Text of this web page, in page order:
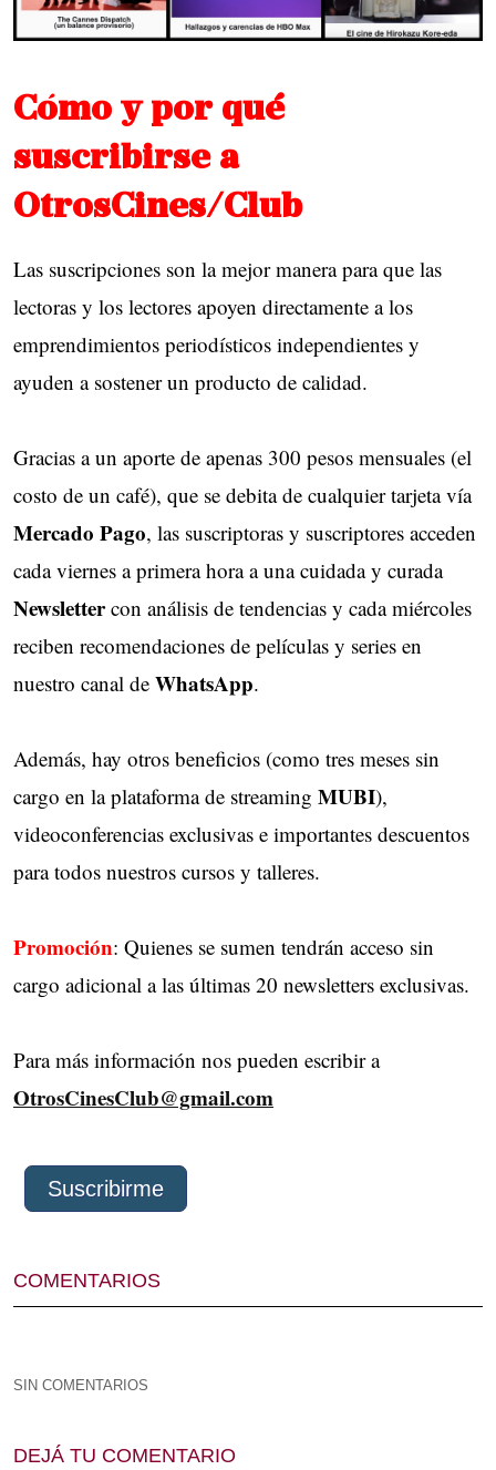
Cómo y por qué
suscribirse a
OtrosCines/Club
Las suscripciones son la mejor manera para que las
lectoras y los lectores apoyen directamente a los
emprendimientos periodísticos independientes y
ayuden a sostener un producto de calidad.
Gracias a un aporte de apenas 300 pesos mensuales (el
costo de un café), que se debita de cualquier tarjeta vía
Mercado Pago, las suscriptoras y suscriptores acceden
cada viernes a primera hora a una cuidada y curada
Newslettercon análisis de tendencias y cada miércoles
reciben recomendaciones de películas y series en
nuestro canal de WhatsApp.
Además, hay otros beneficios (como tres meses sin
cargo en la plataforma de streaming MUBI),
videoconferencias exclusivas e importantes descuentos
para todos nuestros cursos y talleres.
Promoción: Quienes se sumen tendrán acceso sin
cargo adicional a las últimas 20 newsletters exclusivas.
Para más información nos pueden escribir a
OtrosCinesClub@gmail.com
Suscribirme
COMENTARIOS
SIN COMENTARIOS
DEJÁ TU COMENTARIO